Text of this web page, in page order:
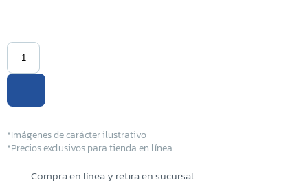
Sucursal Metapan
*Imágenes de carácter ilustrativo
*Precios exclusivos para tienda en línea.
Compra en línea y retira en sucursal